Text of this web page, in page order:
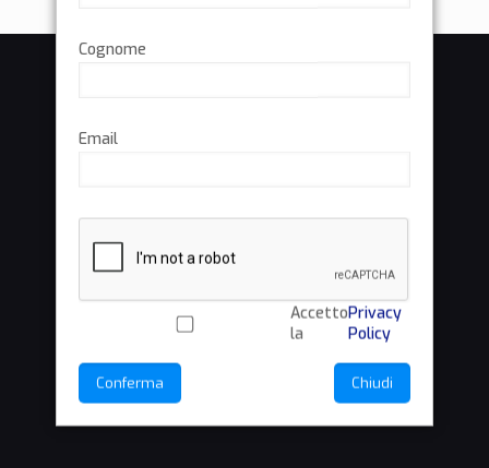
Cognome
Email
Accetto
la
Privacy
Policy
Conferma Chiudi